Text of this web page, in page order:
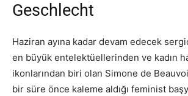
Geschlecht
Haziran ayına kadar devam edecek
en büyük entelektüellerinden ve kadın
ikonlarından biri olan Simone de
bir süre önce kaleme aldığı feminist